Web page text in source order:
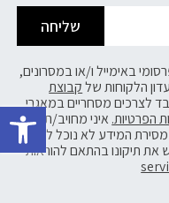
שליחה
באימייל ו/או במסרונים,
הלקוחות שלקבוצת
לצרכים מסחריים במאגרי
הפרטיות. איני מחויב/ת
המידע לא נוכל לשלוח
את תיקונו בהתאם להוראות